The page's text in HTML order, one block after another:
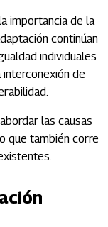
importancia de la
continúan
individuales
de
las causas
que también corre